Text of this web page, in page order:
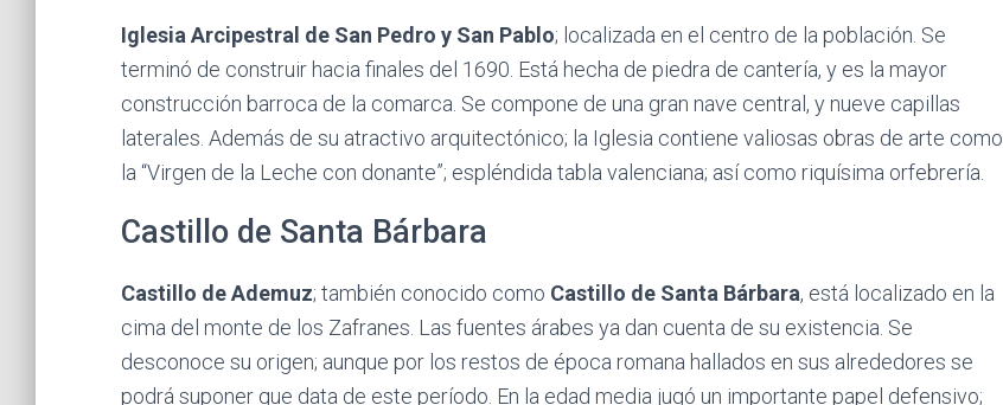
Iglesia Arcipestral de San Pedro y San Pablo; localizada en el centro de la población. Se
terminó de construir hacia finales del 1690. Está hecha de piedra de cantería, y es la mayor
construcción barroca de la comarca. Se compone de una gran nave central, y nueve capillas
laterales. Además de su atractivo arquitectónico; la Iglesia contiene valiosas obras de arte como
la “Virgen de la Leche con donante”; espléndida tabla valenciana; así como riquísima orfebrería.
Castillo de Santa Bárbara
Castillo de Ademuz; también conocido como Castillo de Santa Bárbara, está localizado en la
cima del monte de los Zafranes. Las fuentes árabes ya dan cuenta de su existencia. Se
desconoce su origen; aunque por los restos de época romana hallados en sus alrededores se
podrá suponer que data de este período. En la edad media jugó un importante papel defensivo;